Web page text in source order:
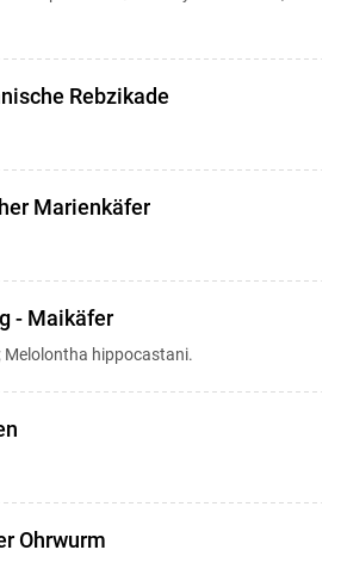
Rebzikade
Marienkäfer
- Maikäfer
hippocastani.
Ohrwurm